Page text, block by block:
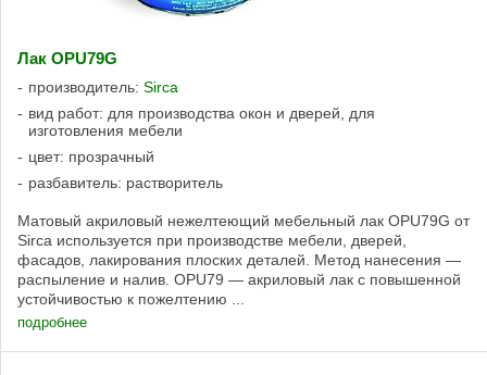
Лак OPU79G
производитель: Sirca
вид работ: для производства окон и дверей, для
изготовления мебели
цвет: прозрачный
разбавитель: растворитель
Матовый акриловый нежелтеющий мебельный лак OPU79G от
Sirca используется при производстве мебели, дверей,
фасадов, лакирования плоских деталей. Метод нанесения —
распыление и налив. OPU79 — акриловый лак с повышенной
устойчивостью к пожелтению ...
подробнее